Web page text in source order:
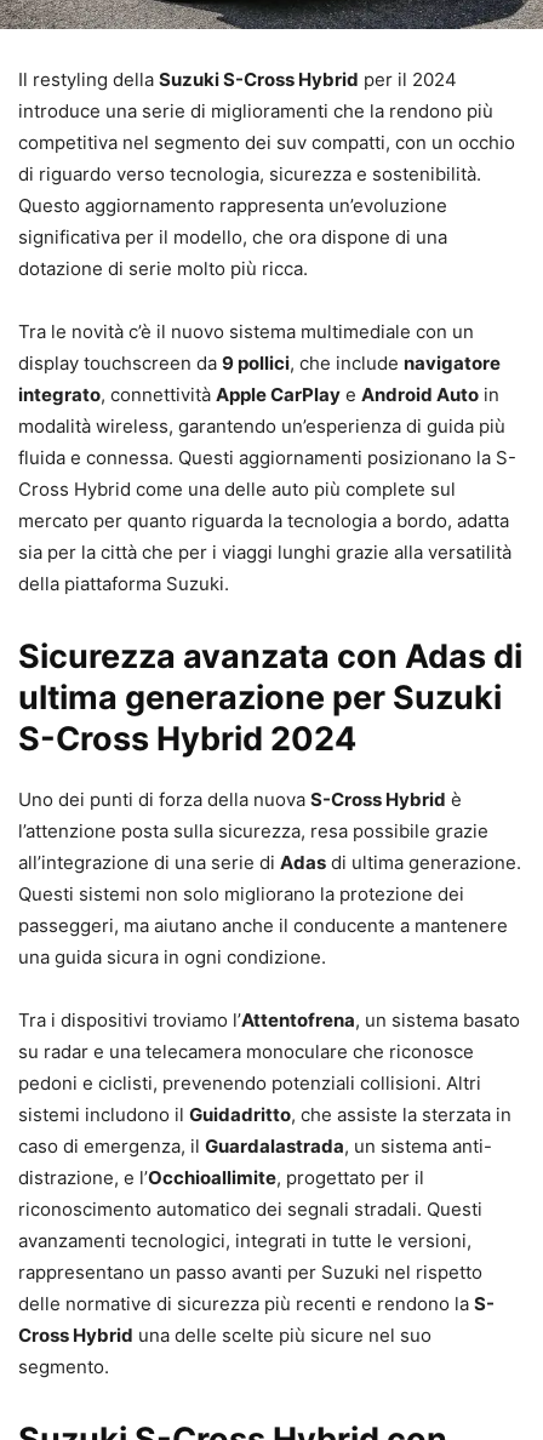
Il restyling della Suzuki S-Cross Hybrid per il 2024
introduce una serie di miglioramenti che la rendono più
competitiva nel segmento dei suv compatti, con un occhio
di riguardo verso tecnologia, sicurezza e sostenibilità.
Questo aggiornamento rappresenta un’evoluzione
significativa per il modello, che ora dispone di una
dotazione di serie molto più ricca.
Tra le novità c’è il nuovo sistema multimediale con un
display touchscreen da 9 pollici, che include navigatore
integrato, connettività Apple CarPlay e Android Auto in
modalità wireless, garantendo un’esperienza di guida più
fluida e connessa. Questi aggiornamenti posizionano la S-
Cross Hybrid come una delle auto più complete sul
mercato per quanto riguarda la tecnologia a bordo, adatta
sia per la città che per i viaggi lunghi grazie alla versatilità
della piattaforma Suzuki.
Sicurezza avanzata con Adas di
ultima generazione per Suzuki
S-Cross Hybrid 2024
Uno dei punti di forza della nuova S-Cross Hybrid è
l’attenzione posta sulla sicurezza, resa possibile grazie
all’integrazione di una serie di Adas di ultima generazione.
Questi sistemi non solo migliorano la protezione dei
passeggeri, ma aiutano anche il conducente a mantenere
una guida sicura in ogni condizione.
Tra i dispositivi troviamo l’Attentofrena, un sistema basato
su radar e una telecamera monoculare che riconosce
pedoni e ciclisti, prevenendo potenziali collisioni. Altri
sistemi includono il Guidadritto, che assiste la sterzata in
caso di emergenza, il Guardalastrada, un sistema anti-
distrazione, e l’Occhioallimite, progettato per il
riconoscimento automatico dei segnali stradali. Questi
avanzamenti tecnologici, integrati in tutte le versioni,
rappresentano un passo avanti per Suzuki nel rispetto
delle normative di sicurezza più recenti e rendono la S-
Cross Hybrid una delle scelte più sicure nel suo
segmento.